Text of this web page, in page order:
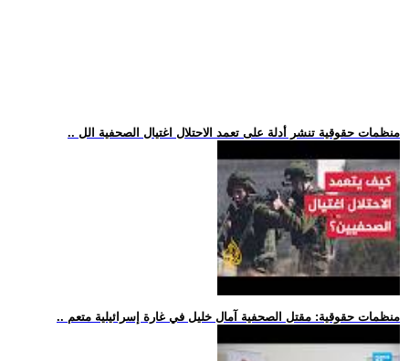
.. منظمات حقوقية تنشر أدلة على تعمد الاحتلال اغتيال الصحفية الل
.. منظمات حقوقية: مقتل الصحفية آمال خليل في غارة إسرائيلية متعم